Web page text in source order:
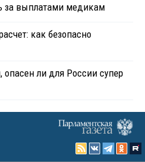
за выплатами медикам
как безопасно
ли для России супер